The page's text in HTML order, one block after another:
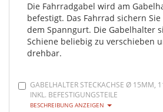
Die Fahrradgabel wird am
befestigt. Das Fahrrad sichern
dem Spanngurt. Die Gabelhalter
Schiene beliebig zu verschieben
drehbar.
GABELHALTER STECKACHSE Ø 15MM,
INKL. BEFESTIGUNGSTEILE
BESCHREIBUNG ANZEIGEN